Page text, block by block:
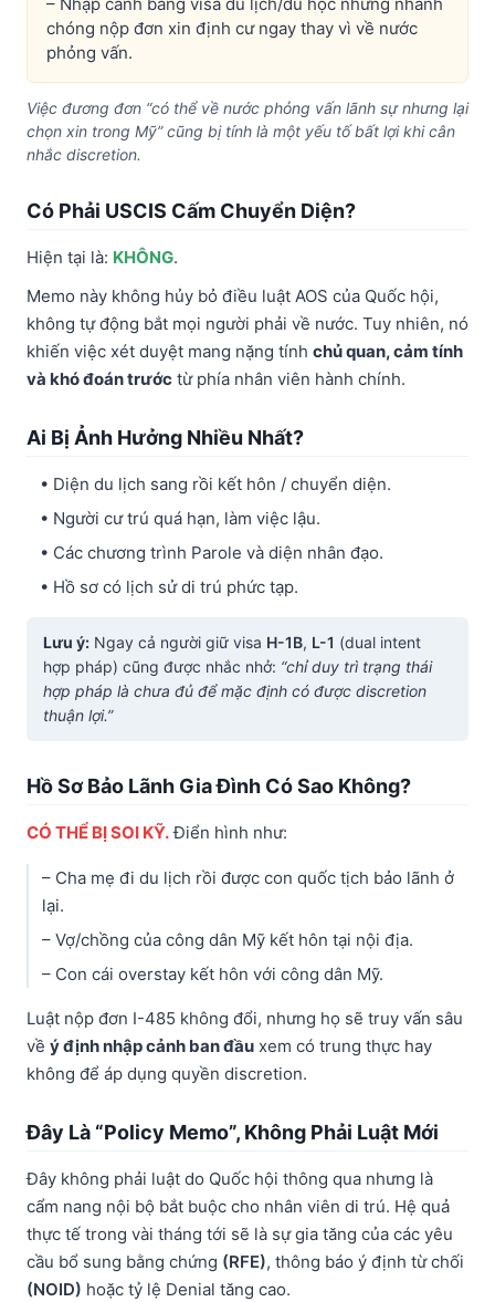
– Nhập cảnh bằng visa du lịch/du học nhưng nhanh
chóng nộp đơn xin định cư ngay thay vì về nước
phỏng vấn.
Việc đương đơn “có thể về nước phỏng vấn lãnh sự nhưng lại
chọn xin trong Mỹ” cũng bị tính là một yếu tố bất lợi khi cân
nhắc discretion.
Có Phải USCIS Cấm Chuyển Diện?
Hiện tại là: KHÔNG.
Memo này không hủy bỏ điều luật AOS của Quốc hội,
không tự động bắt mọi người phải về nước. Tuy nhiên, nó
khiến việc xét duyệt mang nặng tính chủ quan, cảm tính
và khó đoán trước từ phía nhân viên hành chính.
Ai Bị Ảnh Hưởng Nhiều Nhất?
• Diện du lịch sang rồi kết hôn / chuyển diện.
• Người cư trú quá hạn, làm việc lậu.
• Các chương trình Parole và diện nhân đạo.
• Hồ sơ có lịch sử di trú phức tạp.
Lưu ý: Ngay cả người giữ visa H-1B, L-1 (dual intent
hợp pháp) cũng được nhắc nhở: “chỉ duy trì trạng thái
hợp pháp là chưa đủ để mặc định có được discretion
thuận lợi.”
Hồ Sơ Bảo Lãnh Gia Đình Có Sao Không?
CÓ THỂ BỊ SOI KỸ.Điển hình như:
– Cha mẹ đi du lịch rồi được con quốc tịch bảo lãnh ở
lại.
– Vợ/chồng của công dân Mỹ kết hôn tại nội địa.
– Con cái overstay kết hôn với công dân Mỹ.
Luật nộp đơn I-485 không đổi, nhưng họ sẽ truy vấn sâu
về ý định nhập cảnh ban đầu xem có trung thực hay
không để áp dụng quyền discretion.
Đây Là “Policy Memo”, Không Phải Luật Mới
Đây không phải luật do Quốc hội thông qua nhưng là
cẩm nang nội bộ bắt buộc cho nhân viên di trú. Hệ quả
thực tế trong vài tháng tới sẽ là sự gia tăng của các yêu
cầu bổ sung bằng chứng (RFE), thông báo ý định từ chối
(NOID) hoặc tỷ lệ Denial tăng cao.